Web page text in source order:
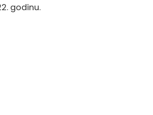
godinu.